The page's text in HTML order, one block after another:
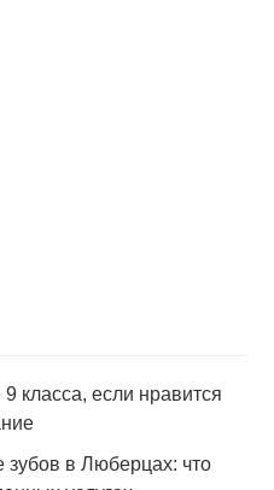
9 класса, если нравится
зубов в Люберцах: что